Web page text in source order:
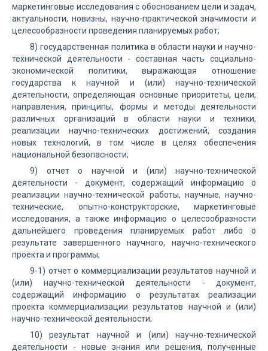
маркетинговые исследования с обоснованием цели и задач,
актуальности, новизны, научно-практической значимости и
целесообразности проведения планируемых работ;
8) государственная политика в области науки и научно-
технической деятельности - составная часть социально-
экономической политики, выражающая отношение
государства к научной и (или) научно-технической
деятельности, определяющая основные приоритеты, цели,
направления, принципы, формы и методы деятельности
различных организаций в области науки и техники,
реализации научно-технических достижений, создания
новых технологий, в том числе в целях обеспечения
национальной безопасности;
9) отчет о научной и (или) научно-технической
деятельности - документ, содержащий информацию о
реализации научно-технической работы, научные, научно-
технические, опытно-конструкторские, маркетинговые
исследования, а также информацию о целесообразности
дальнейшего проведения планируемых работ либо о
результате завершенного научного, научно-технического
проекта и программы;
9-1) отчет о коммерциализации результатов научной и
(или) научно-технической деятельности - документ,
содержащий информацию о результатах реализации
проекта коммерциализации результатов научной и (или)
научно-технической деятельности;
10) результат научной и (или) научно-технической
деятельности - новые знания или решения, полученные